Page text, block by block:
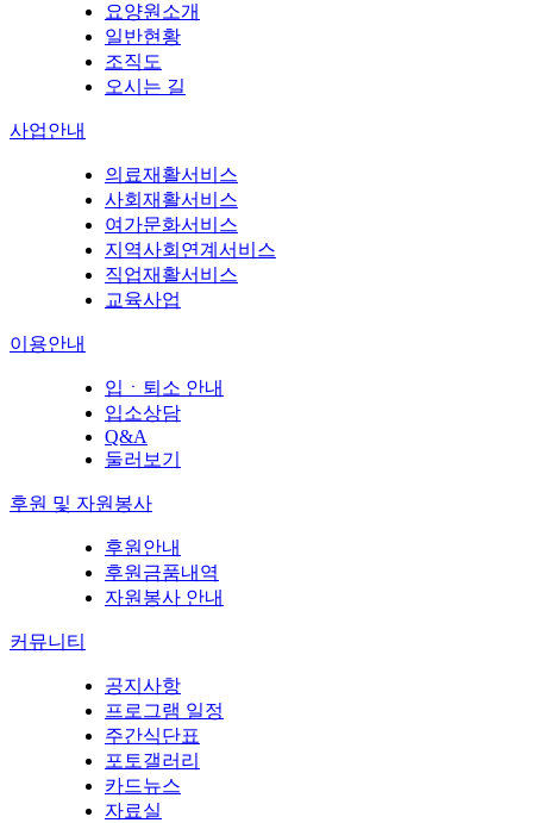
요양원소개
일반현황
조직도
오시는 길
사업안내
의료재활서비스
사회재활서비스
여가문화서비스
지역사회연계서비스
직업재활서비스
교육사업
이용안내
입ㆍ퇴소 안내
입소상담
Q&A
둘러보기
후원 및 자원봉사
후원안내
후원금품내역
자원봉사 안내
커뮤니티
공지사항
프로그램 일정
주간식단표
포토갤러리
카드뉴스
자료실